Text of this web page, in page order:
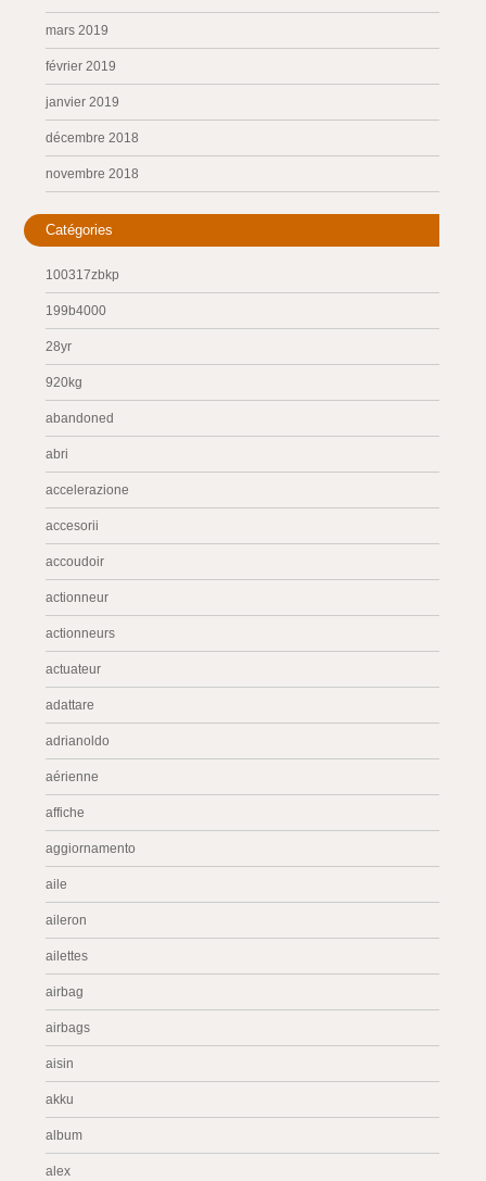
mars 2019
février 2019
janvier 2019
décembre 2018
novembre 2018
Catégories
100317zbkp
199b4000
28yr
920kg
abandoned
abri
accelerazione
accesorii
accoudoir
actionneur
actionneurs
actuateur
adattare
adrianoldo
aérienne
affiche
aggiornamento
aile
aileron
ailettes
airbag
airbags
aisin
akku
album
alex